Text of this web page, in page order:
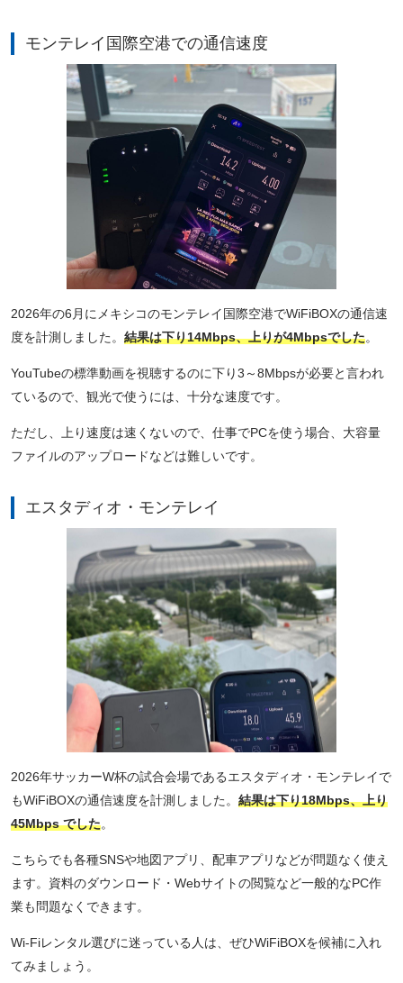
モンテレイ国際空港での通信速度
2026年の6月にメキシコのモンテレイ国際空港でWiFiBOXの通信速
度を計測しました。 結果は下り14Mbps、上りが4Mbpsでした。
YouTubeの標準動画を視聴するのに下り3～8Mbpsが必要と言われ
ているので、観光で使うには、十分な速度です。
ただし、上り速度は速くないので、仕事でPCを使う場合、大容量
ファイルのアップロードなどは難しいです。
エスタディオ・モンテレイ
2026年サッカーW杯の試合会場であるエスタディオ・モンテレイで
もWiFiBOXの通信速度を計測しました。 結果は下り18Mbps、上り
45Mbps でした。
こちらでも各種SNSや地図アプリ、配車アプリなどが問題なく使え
ます。資料のダウンロード・Webサイトの閲覧など一般的なPC作
業も問題なくできます。
Wi-Fiレンタル選びに迷っている人は、ぜひWiFiBOXを候補に入れ
てみましょう。